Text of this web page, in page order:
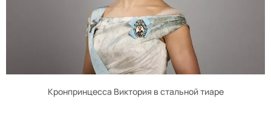
Кронпринцесса Виктория в стальной тиаре